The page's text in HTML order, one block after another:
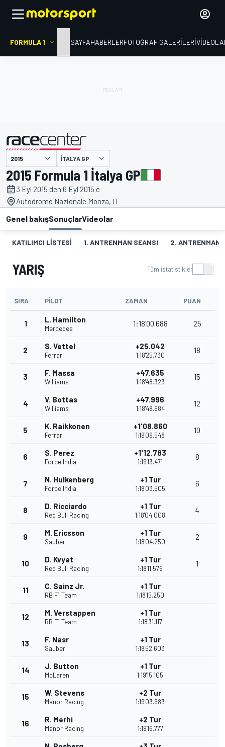
FORMULA 1 ANA SAYFAHABERLERFOTOĞRAF GALERILERI
İTALYA GP
2015 Formula 1 İtalya GP
3 Eyl 2015 den 6 Eyl 2015 e
Autodromo Nazionale Monza, IT
Genel bakışSonuçlarVideolar
KATILIMCI LISTESI 1. ANTRENMAN SEANSI 2. ANTRENMAN
YARIŞ Tüm istatistikler
SIRA PILOT ZAMAN PUAN
1 L. Hamilton
Mercedes
1:18'00.688 25
2 S. Vettel
Ferrari
+25.042
1:18'25.730
18
3 F. Massa
Williams
+47.635
1:18'48.323
15
4 V. Bottas
Williams
+47.996
1:18'48.684
12
5 K. Raikkonen
Ferrari
+1'08.860
1:19'09.548
10
6 S. Perez
Force India
+1'12.783
1:19'13.471
8
7 N. Hulkenberg
Force India
+1 Tur
1:18'03.505
6
8 D. Ricciardo
Red Bull Racing
+1 Tur
1:18'04.008
4
9 M. Ericsson
Sauber
+1 Tur
1:18'04.250
2
10 D. Kvyat
Red Bull Racing
+1 Tur
1:18'11.576
1
11 C. Sainz Jr.
RB F1 Team
+1 Tur
1:18'15.250
12 M. Verstappen
RB F1 Team
+1 Tur
1:18'31.117
13 F. Nasr
Sauber
+1 Tur
1:18'52.603
14 J. Button
McLaren
+1 Tur
1:19'15.105
15 W. Stevens
Manor Racing
+2 Tur
1:19'03.683
16 R. Merhi
Manor Racing
+2 Tur
1:19'16.777